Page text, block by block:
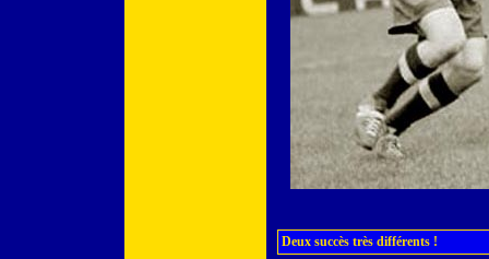
Deux succès très différents !